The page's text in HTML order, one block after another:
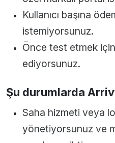
Kullanıcı başına
istemiyorsunuz.
Önce test etmek
ediyorsunuz.
Şu durumlarda
Saha hizmeti veya
yönetiyorsunuz ve